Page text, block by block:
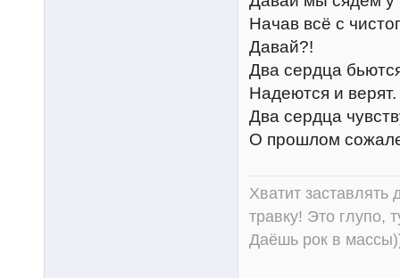
Начав всё с
Давай?!
Два сердца
Надеются и верят.
Два сердца
О прошлом
Хватит заставлять
травку! Это глупо,
Даёшь рок в